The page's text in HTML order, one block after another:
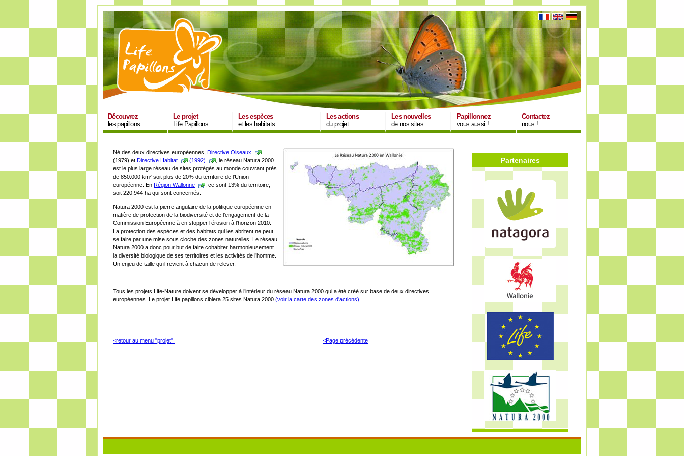
Découvrez
les papillons
Le projet
Life Papillons
Les espèces
et les habitats
Les actions
du projet
Les nouvelles
de nos sites
Papillonnez
vous aussi !
Contactez
nous !
Né des deux directives européennes, Directive Oiseaux
(1979) et Directive Habitat (1992)
, le réseau Natura 2000
est le plus large réseau de sites protégés au monde couvrant près
de 850.000 km² soit plus de 20% du territoire de l’Union
européenne. En Région Wallonne
, ce sont 13% du territoire,
soit 220.944 ha qui sont concernés.
Natura 2000 est la pierre angulaire de la politique européenne en
matière de protection de la biodiversité et de l’engagement de la
Commission Européenne à en stopper l’érosion à l’horizon 2010.
La protection des espèces et des habitats qui les abritent ne peut
se faire par une mise sous cloche des zones naturelles. Le réseau
Natura 2000 a donc pour but de faire cohabiter harmonieusement
la diversité biologique de ses territoires et les activités de l’homme.
Un enjeu de taille qu’il revient à chacun de relever.
Tous les projets Life-Nature doivent se développer à l’intérieur du réseau Natura 2000 qui a été créé sur base de deux directives
européennes. Le projet Life papillons ciblera 25 sites Natura 2000 (voir la carte des zones d'actions)
<retour au menu "projet" <Page précédente
Partenaires